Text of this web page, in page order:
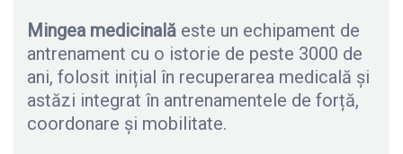
Mingea medicinală este un echipament de
antrenament cu o istorie de peste 3000 de
ani, folosit inițial în recuperarea medicală și
astăzi integrat în antrenamentele de forță,
coordonare și mobilitate.